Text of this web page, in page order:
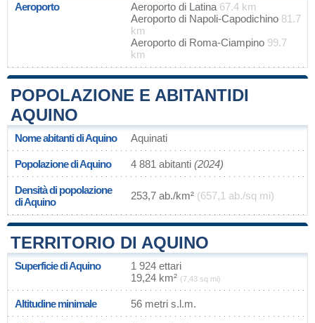
Aeroporto Aeroporto di Latina 67.4 km
Aeroporto di Napoli-Capodichino 81.7
km
Aeroporto di Roma-Ciampino 99.7
km
POPOLAZIONE E ABITANTIDI
AQUINO
Nome abitanti di Aquino Aquinati
Popolazione di Aquino 4 881 abitanti (2024)
Densità di popolazione
di Aquino
253,7 ab./km² (657,1 ab./sq mi)
TERRITORIO DI AQUINO
Superficie di Aquino
1 924 ettari
19,24 km² (7,43 sq mi)
Altitudine minimale 56 metri s.l.m.